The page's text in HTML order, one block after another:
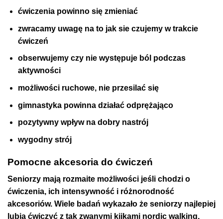
ćwiczenia powinno się zmieniać
zwracamy uwagę na to jak sie czujemy w trakcie
ćwiczeń
obserwujemy czy nie występuje ból podczas
aktywności
możliwości ruchowe, nie przesilać się
gimnastyka powinna działać odprężająco
pozytywny wpływ na dobry nastrój
wygodny strój
Pomocne akcesoria do ćwiczeń
Seniorzy mają rozmaite możliwości jeśli chodzi o
ćwiczenia, ich intensywność i różnorodność
akcesoriów. Wiele badań wykazało że seniorzy najlepiej
lubią ćwiczyć z tak zwanymi kijkami nordic walking,